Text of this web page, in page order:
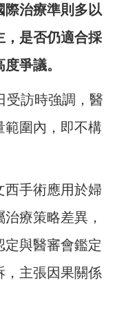
際治療準則多以
，是否仍適合採
爭議。
受訪時強調，醫
範圍內，即不構
西手術應用於婦
療策略差異，
與醫審會鑑定
，主張因果關係